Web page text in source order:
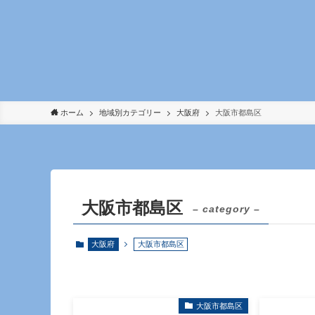
ホーム 地域別カテゴリー 大阪府 大阪市都島区
大阪市都島区 – category –
大阪府 大阪市都島区
大阪市都島区